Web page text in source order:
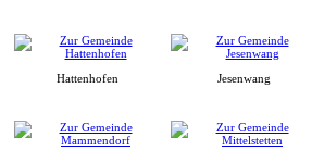
Hattenhofen Jesenwang